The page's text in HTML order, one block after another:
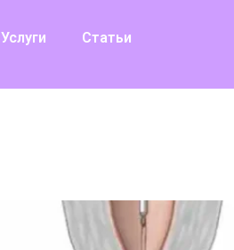
Услуги Статьи